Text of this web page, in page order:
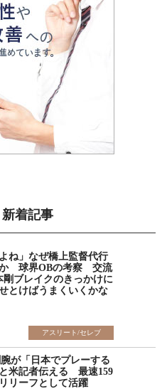
新着記事
ね」なぜ橋上監督代行
か 球界OBの考察 交流
ブレイクのきっかけに
とけばうまくいくかな
アスリート/セレブ
が「日本でプレーする
米記者伝える 最速159
リーフとして活躍